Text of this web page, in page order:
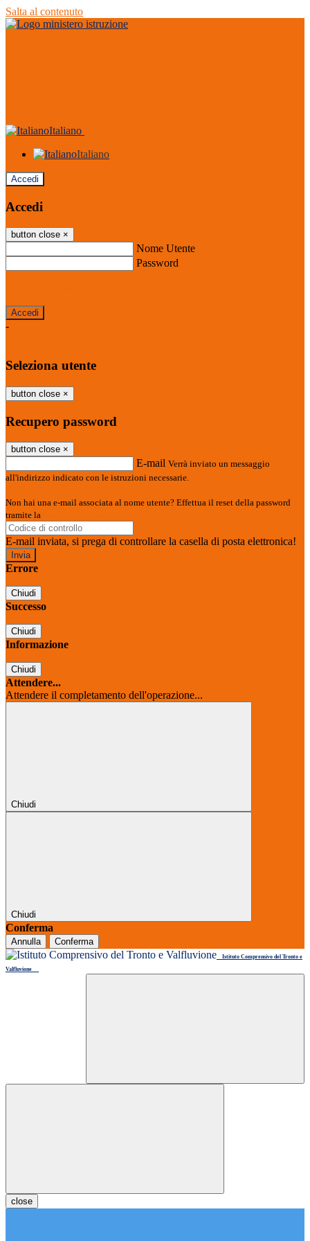
Salta al contenuto
Italiano
Italiano
Accedi
Accedi
button close ×
Nome Utente
Password
-
Seleziona utente
button close ×
Recupero password
button close ×
E-mail Verrà inviato un messaggio
all'indirizzo indicato con le istruzioni necessarie.
Non hai una e-mail associata al nome utente? Effettua il reset della password
tramite la
E-mail inviata, si prega di controllare la casella di posta elettronica!
Errore
Chiudi
Successo
Chiudi
Informazione
Chiudi
Attendere...
Attendere il completamento dell'operazione...
Chiudi
Chiudi
Conferma
Annulla Conferma
Istituto Comprensivo del Tronto e
Valfluvione
close